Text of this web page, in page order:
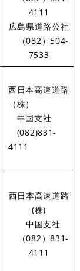
4111
広島県道路公社
（082）504-
7533
西日本高速道路
（株）
中国支社
(082)831-
4111
西日本高速道路
(株)
中国支社
（082）831-
4111